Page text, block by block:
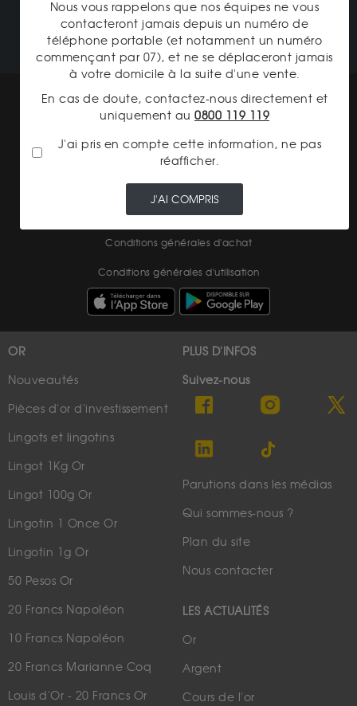
NOTRE CATALOGUE
Mentions légales
Cookies
Charte données personnelles
Conditions générales de vente
Conditions générales d'achat
Conditions générales d'utilisation
OR
Nouveautés
Pièces d'or d'investissement
Lingots et lingotins
Lingot 1Kg Or
Lingot 100g Or
Lingotin 1 Once Or
Lingotin 1g Or
50 Pesos Or
20 Francs Napoléon
10 Francs Napoléon
20 Francs Marianne Coq
Louis d'Or - 20 Francs Or
PLUS D'INFOS
Suivez-nous
Parutions dans les médias
Qui sommes-nous ?
Plan du site
Nous contacter
LES ACTUALITÉS
Or
Argent
Cours de l'or
Nous vous rappelons que nos équipes ne vous
contacteront jamais depuis un numéro de
téléphone portable (et notamment un numéro
commençant par 07), et ne se déplaceront jamais
à votre domicile à la suite d'une vente.
En cas de doute, contactez-nous directement et
uniquement au 0800 119 119
J'ai pris en compte cette information, ne pas
réafficher.
J'AI COMPRIS